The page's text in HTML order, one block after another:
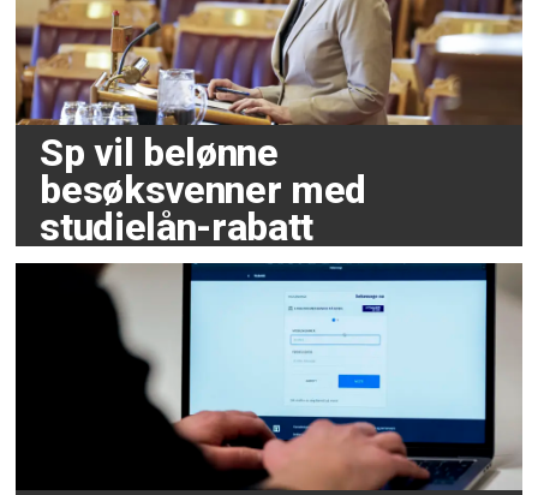
Sp vil belønne
besøksvenner med
studielån-rabatt